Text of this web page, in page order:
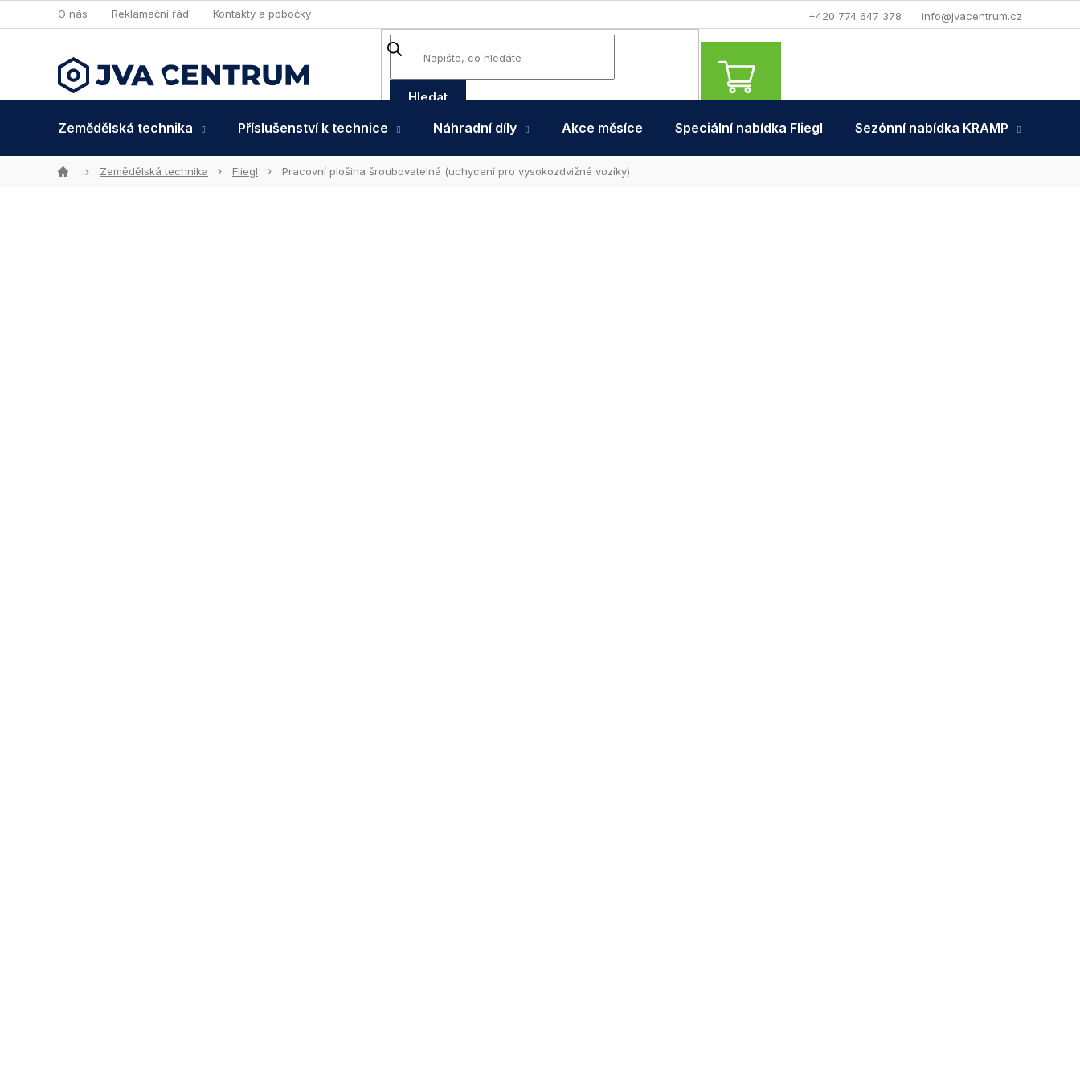
na
+420 774 647 378 info@jvacentrum.cz
O nás Reklamační řád Kontakty a pobočky
Hledat
NÁKUPNÍ
KOŠÍK
Zemědělská technika
Příslušenství k technice Náhradní díly Akce měsíce Speciální nabídka Fliegl Sezónní nabídka KRAMP
DomůZemědělská technika Fliegl Pracovní plošina šroubovatelná (uchycení pro vysokozdvižné vozíky)